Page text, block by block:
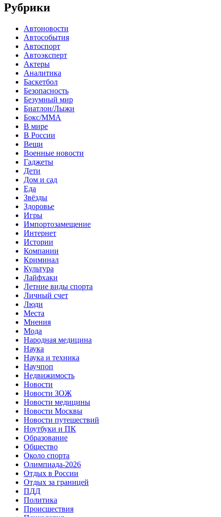
Рубрики
Автоновости
Автособытия
Автоспорт
Автоэксперт
Актеры
Аналитика
Баскетбол
Безопасность
Безумный мир
Биатлон/Лыжи
Бокс/MMA
В мире
В России
Вещи
Военные новости
Гаджеты
Дети
Дом и сад
Еда
Звёзды
Здоровье
Игры
Импортозамещение
Интернет
Истории
Компании
Криминал
Культура
Лайфхаки
Летние виды спорта
Личный счет
Люди
Места
Мнения
Мода
Народная медицина
Наука
Наука и техника
Научпоп
Недвижимость
Новости
Новости ЗОЖ
Новости медицины
Новости Москвы
Новости путешествий
Ноутбуки и ПК
Образование
Общество
Около спорта
Олимпиада-2026
Отдых в России
Отдых за границей
ПДД
Политика
Происшествия